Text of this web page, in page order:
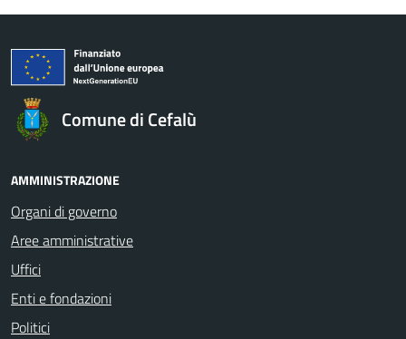
Comune di Cefalù
AMMINISTRAZIONE
Organi di governo
Aree amministrative
Uffici
Enti e fondazioni
Politici